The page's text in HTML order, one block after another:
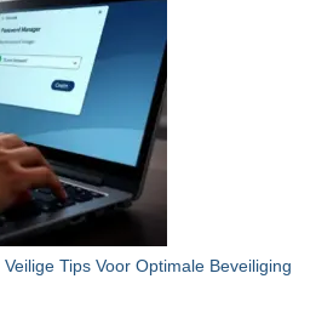
Tips Voor Optimale Beveiliging